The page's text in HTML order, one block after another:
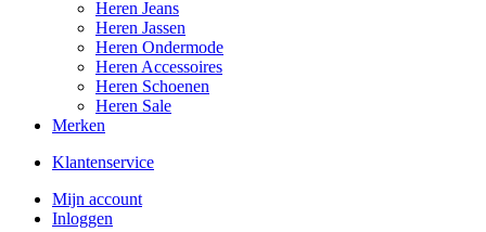
Heren Jeans
Heren Jassen
Heren Ondermode
Heren Accessoires
Heren Schoenen
Heren Sale
Merken
Klantenservice
Mijn account
Inloggen